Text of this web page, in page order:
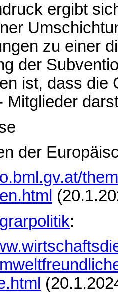
ergibt
zu einer
der
ist, dass die
Mitglieder
der
: